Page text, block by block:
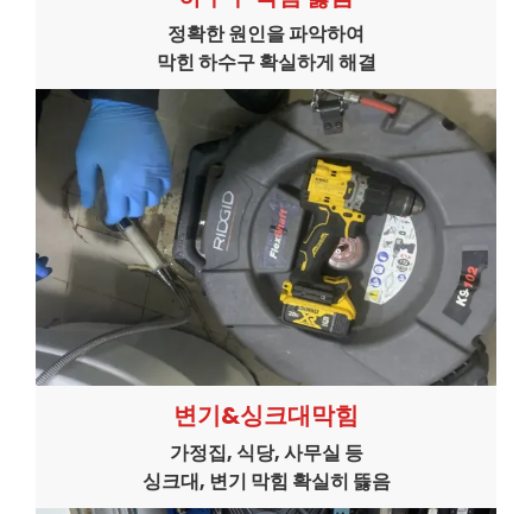
정확한 원인을 파악하여
막힌 하수구 확실하게 해결
변기&싱크대막힘
가정집, 식당, 사무실 등
싱크대, 변기 막힘 확실히 뜷음